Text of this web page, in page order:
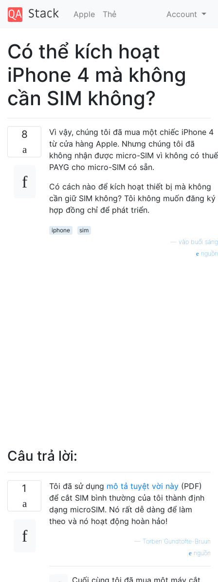
Apple Thẻ Account
Có thể kích hoạt
iPhone 4 mà không
cần SIM không?
8
Vì vậy, chúng tôi đã mua một chiếc iPhone 4
từ cửa hàng Apple. Nhưng chúng tôi đã
không nhận được micro-SIM vì không có thuế
PAYG cho micro-SIM có sẵn.
Có cách nào để kích hoạt thiết bị mà không
cần giữ SIM không? Tôi không muốn đăng ký
hợp đồng chỉ để phát triển.
iphone
sim
vào buổi sáng
nguồn
Câu trả lời:
1 Tôi đã sử dụng mô tả tuyệt vời này (PDF)
để cắt SIM bình thường của tôi thành định
dạng microSIM. Nó rất dễ dàng để làm
theo và nó hoạt động hoàn hảo!
— Torben Gundtofte-Bruun
nguồn
Cuối cùng tôi đã mua một máy cắt